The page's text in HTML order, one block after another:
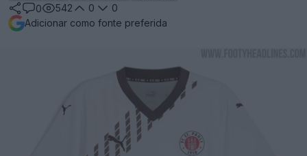
0
542 0
0
Adicionar como fonte preferida